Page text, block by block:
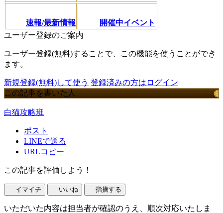
速報/最新情報
開催中イベント
ユーザー登録のご案内
ユーザー登録(無料)することで、この機能を使うことができ
ます。
新規登録(無料)して使う 登録済みの方はログイン
この記事を書いた人
白猫攻略班
ポスト
LINEで送る
URLコピー
この記事を評価しよう！
イマイチ いいね 指摘する
いただいた内容は担当者が確認のうえ、順次対応いたしま